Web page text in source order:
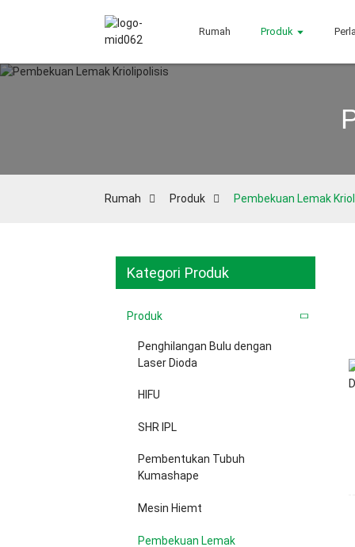
Rumah Produk
Rumah Produk Pembekuan Lemak
Kategori Produk
Produk
Penghilangan Bulu dengan
Laser Dioda
HIFU
SHR IPL
Pembentukan Tubuh
Kumashape
Mesin Hiemt
Pembekuan Lemak